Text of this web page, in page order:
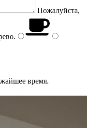
Пожалуйста,
.
время.